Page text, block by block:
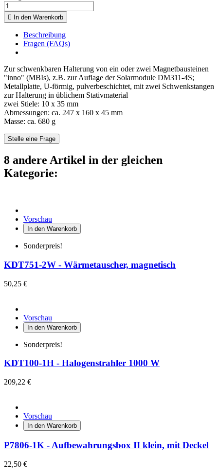
 In den Warenkorb
Beschreibung
Fragen (FAQs)
Zur schwenkbaren Halterung von ein oder zwei Magnetbausteinen
"inno" (MBIs), z.B. zur Auflage der Solarmodule DM311-4S;
Metallplatte, U-förmig, pulverbeschichtet, mit zwei Schwenkstangen
zur Halterung in üblichem Stativmaterial
zwei Stiele: 10 x 35 mm
Abmessungen: ca. 247 x 160 x 45 mm
Masse: ca. 680 g
Stelle eine Frage
8 andere Artikel in der gleichen
Kategorie:
Vorschau
In den Warenkorb
Sonderpreis!
KDT751-2W - Wärmetauscher, magnetisch
50,25 €
Vorschau
In den Warenkorb
Sonderpreis!
KDT100-1H - Halogenstrahler 1000 W
209,22 €
Vorschau
In den Warenkorb
P7806-1K - Aufbewahrungsbox II klein, mit Deckel
22,50 €